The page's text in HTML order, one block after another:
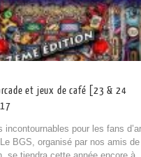
arcade et jeux de café [23 & 24
incontournables pour les fans
BGS, organisé par nos amis